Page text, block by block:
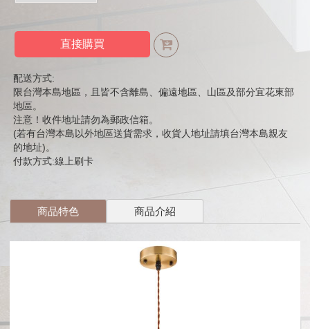
直接購買
配送方式:
限台灣本島地區，且皆不含離島、偏遠地區、山區及部分宜花東部
地區。
注意！收件地址請勿為郵政信箱。
(若有台灣本島以外地區送貨需求，收貨人地址請填台灣本島親友
的地址)。
付款方式:線上刷卡
商品特色 商品介紹